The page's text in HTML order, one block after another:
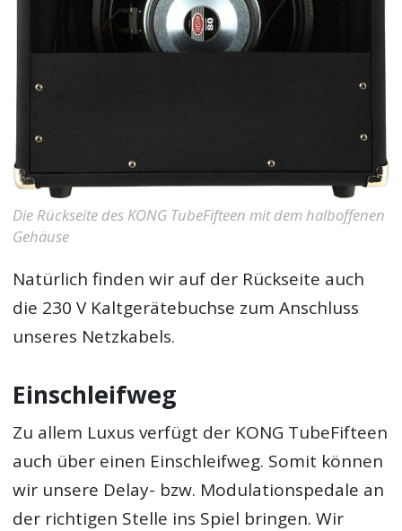
Die Rückseite des KONG TubeFifteen mit dem halboffenen
Gehäuse
Natürlich finden wir auf der Rückseite auch
die 230 V Kaltgerätebuchse zum Anschluss
unseres Netzkabels.
Einschleifweg
Zu allem Luxus verfügt der KONG TubeFifteen
auch über einen Einschleifweg. Somit können
wir unsere Delay- bzw. Modulationspedale an
der richtigen Stelle ins Spiel bringen. Wir